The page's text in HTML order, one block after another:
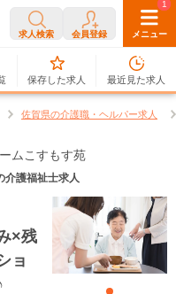
求人検索 会員登録 メニュー
0
保存した求人
1
最近見た求人
佐賀県の介護職・ヘルパー求人
ムこすもす苑
介護福祉士求人
×残
ョ